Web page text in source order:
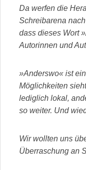
Da werfen die
Schreibarena
dass dieses Wort
Autorinnen und
»Anderswo« ist
Möglichkeiten
lediglich lokal,
so weiter. Und
Wir wollten uns
Überraschung an